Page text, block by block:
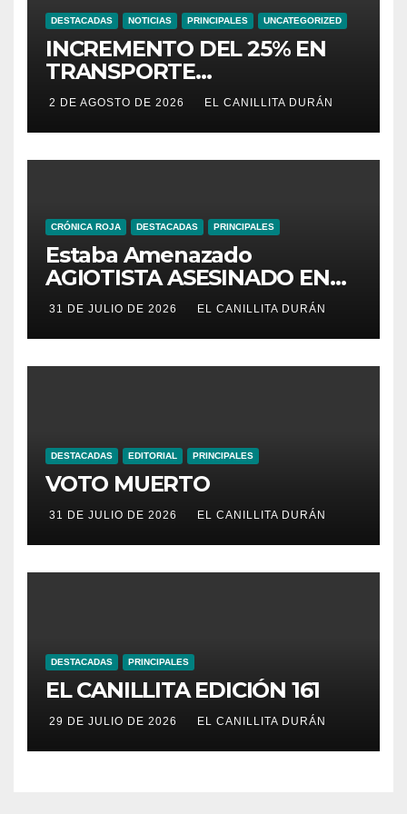
DESTACADAS NOTICIAS PRINCIPALES UNCATEGORIZED
INCREMENTO DEL 25% EN
TRANSPORTE
INTERPROVINCIAL NO
URBANOS
INTERCANTONALES.
2 DE AGOSTO DE 2026 EL CANILLITA DURÁN
CRÓNICA ROJA DESTACADAS PRINCIPALES
Estaba Amenazado
AGIOTISTA ASESINADO EN
SU NEGOCIO
31 DE JULIO DE 2026 EL CANILLITA DURÁN
DESTACADAS EDITORIAL PRINCIPALES
VOTO MUERTO
31 DE JULIO DE 2026 EL CANILLITA DURÁN
DESTACADAS PRINCIPALES
EL CANILLITA EDICIÓN 161
29 DE JULIO DE 2026 EL CANILLITA DURÁN